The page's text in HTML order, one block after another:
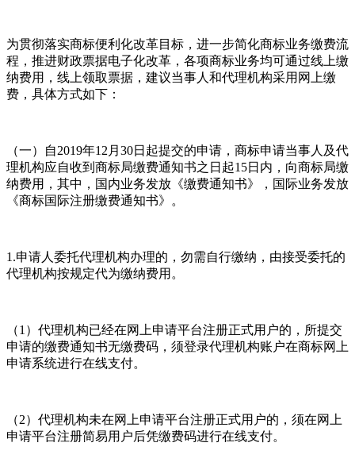
为贯彻落实商标便利化改革目标，进一步简化商标业务缴费流
程，推进财政票据电子化改革，各项商标业务均可通过线上缴
纳费用，线上领取票据，建议当事人和代理机构采用网上缴
费，具体方式如下：
（一）自2019年12月30日起提交的申请，商标申请当事人及代
理机构应自收到商标局缴费通知书之日起15日内，向商标局缴
纳费用，其中，国内业务发放《缴费通知书》，国际业务发放
《商标国际注册缴费通知书》。
1.申请人委托代理机构办理的，勿需自行缴纳，由接受委托的
代理机构按规定代为缴纳费用。
（1）代理机构已经在网上申请平台注册正式用户的，所提交
申请的缴费通知书无缴费码，须登录代理机构账户在商标网上
申请系统进行在线支付。
（2）代理机构未在网上申请平台注册正式用户的，须在网上
申请平台注册简易用户后凭缴费码进行在线支付。